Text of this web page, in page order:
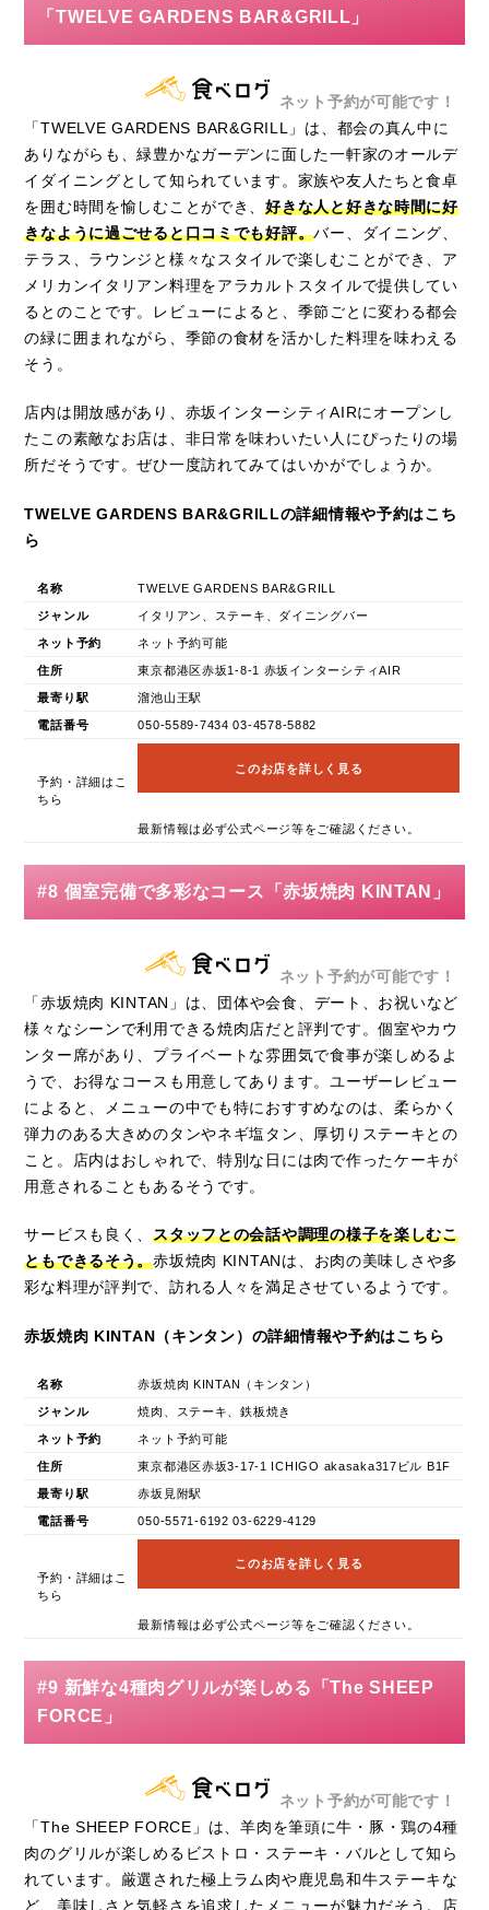
「TWELVE GARDENS BAR&GRILL」
ネット予約が可能です！
「TWELVE GARDENS BAR&GRILL」は、都会の真ん中に
ありながらも、緑豊かなガーデンに面した一軒家のオールデ
イダイニングとして知られています。家族や友人たちと食卓
を囲む時間を愉しむことができ、好きな人と好きな時間に好
きなように過ごせると口コミでも好評。バー、ダイニング、
テラス、ラウンジと様々なスタイルで楽しむことができ、ア
メリカンイタリアン料理をアラカルトスタイルで提供してい
るとのことです。レビューによると、季節ごとに変わる都会
の緑に囲まれながら、季節の食材を活かした料理を味わえる
そう。
店内は開放感があり、赤坂インターシティAIRにオープンし
たこの素敵なお店は、非日常を味わいたい人にぴったりの場
所だそうです。ぜひ一度訪れてみてはいかがでしょうか。
TWELVE GARDENS BAR&GRILLの詳細情報や予約はこち
ら
名称 TWELVE GARDENS BAR&GRILL
ジャンル イタリアン、ステーキ、ダイニングバー
ネット予約 ネット予約可能
住所 東京都港区赤坂1-8-1 赤坂インターシティAIR
最寄り駅 溜池山王駅
電話番号 050-5589-7434 03-4578-5882
予約・詳細はこ
ちら
このお店を詳しく見る
最新情報は必ず公式ページ等をご確認ください。
#8 個室完備で多彩なコース「赤坂焼肉 KINTAN」
ネット予約が可能です！
「赤坂焼肉 KINTAN」は、団体や会食、デート、お祝いなど
様々なシーンで利用できる焼肉店だと評判です。個室やカウ
ンター席があり、プライベートな雰囲気で食事が楽しめるよ
うで、お得なコースも用意してあります。ユーザーレビュー
によると、メニューの中でも特におすすめなのは、柔らかく
弾力のある大きめのタンやネギ塩タン、厚切りステーキとの
こと。店内はおしゃれで、特別な日には肉で作ったケーキが
用意されることもあるそうです。
サービスも良く、スタッフとの会話や調理の様子を楽しむこ
ともできるそう。赤坂焼肉 KINTANは、お肉の美味しさや多
彩な料理が評判で、訪れる人々を満足させているようです。
赤坂焼肉 KINTAN（キンタン）の詳細情報や予約はこちら
名称 赤坂焼肉 KINTAN（キンタン）
ジャンル 焼肉、ステーキ、鉄板焼き
ネット予約 ネット予約可能
住所 東京都港区赤坂3‐17‐1 ICHIGO akasaka317ビル B1F
最寄り駅 赤坂見附駅
電話番号 050-5571-6192 03-6229-4129
予約・詳細はこ
ちら
このお店を詳しく見る
最新情報は必ず公式ページ等をご確認ください。
#9 新鮮な4種肉グリルが楽しめる「The SHEEP
FORCE」
ネット予約が可能です！
「The SHEEP FORCE」は、羊肉を筆頭に牛・豚・鶏の4種
肉のグリルが楽しめるビストロ・ステーキ・バルとして知ら
れています。厳選された極上ラム肉や鹿児島和牛ステーキな
ど、美味しさと気軽さを追求したメニューが魅力だそう。店